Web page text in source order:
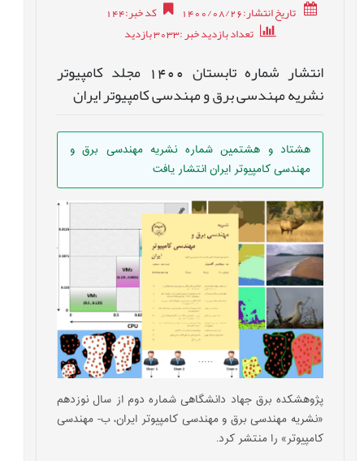
تاریخ انتشار:1400/08/26 کد خبر:
144
تعداد بازدید خبر:3033 بازدید
انتشار شماره تابستان 1400 مجلد کامپیوتر
نشریه مهندسی برق و مهندسی کامپیوتر ایران
هشتاد و هشتمين شماره نشریه مهندسی برق و
مهندسی کامپیوتر ایران انتشار يافت
پژوهشکده برق جهاد دانشگاهی شماره دوم از سال نوزدهم
«نشریه مهندسی برق و مهندسی کامپیوتر ایران، ب- مهندسی
کامپیوتر» را منتشر کرد.